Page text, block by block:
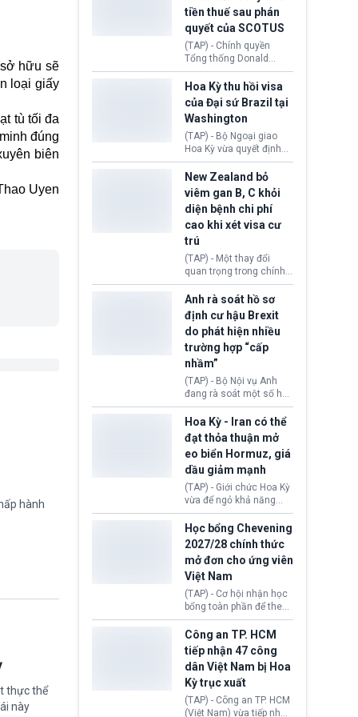
hữu sẽ
loại giấy
tù tối đa
đúng
biên
Uyen
hành
thực thể
này
tục giảm trong thời gian
tới.
tiền thuế sau phán
quyết của SCOTUS
(TAP) - Chính quyền
Tổng thống Donald
Trump đã hoàn trả
khoảng 100 tỷ USD thuế
quan từng thu theo Đạo
luật Quyền hạn Kinh tế
Khẩn cấp Quốc tế
(IEEPA). Động thái này
diễn ra sau phán quyết
hồi tháng 2 bởi Tòa án
Tối cao Hoa Kỳ
(SCOTUS) khi tuyên bố,
việc áp thuế diện rộng là
hoàn toàn bất hợp pháp.
Hoa Kỳ thu hồi visa
của Đại sứ Brazil tại
Washington
(TAP) - Bộ Ngoại giao
Hoa Kỳ vừa quyết định
thu hồi thị thực (visa)
của bà Maria Luiza
Ribeiro Viotti - Đại sứ
Brazil tại Washington.
Động thái trên diễn ra
trong bối cảnh tranh
chấp ngoại giao giữa
chính quyền Tổng thống
Donald Trump và chính
phủ cánh tả Tổng thống
da Silva đang leo thang
gay gắt.
New Zealand bỏ
viêm gan B, C khỏi
diện bệnh chi phí
cao khi xét visa cư
trú
(TAP) - Một thay đổi
quan trọng trong chính
sách nhập cư của New
Zealand đang mở ra
thêm cơ hội cho nhiều
người muốn định cư. Từ
nay, người mắc viêm
gan B hoặc viêm gan C
sẽ không còn bị mặc
định không đáp ứng tiêu
chuẩn sức khỏe chỉ vì
chi phí điều trị khi nộp hồ
Anh rà soát hồ sơ
định cư hậu Brexit
do phát hiện nhiều
trường hợp “cấp
nhầm”
(TAP) - Bộ Nội vụ Anh
đang rà soát một số hồ
sơ thuộc Chương trình
Định cư EU (EU
Settlement Scheme -
EUSS) sau khi xác định
có trường hợp được cấp
quy chế cư trú hậu
Brexit “do nhầm lẫn”.
Động thái này làm dấy
lên lo ngại về việc thực
thi Thỏa thuận Rút khỏi
Liên minh châu Âu
(Withdrawal
Agreement).
Hoa Kỳ - Iran có thể
đạt thỏa thuận mở
eo biển Hormuz, giá
dầu giảm mạnh
(TAP) - Giới chức Hoa Kỳ
vừa để ngỏ khả năng
sớm đạt thỏa thuận với
Iran nhằm mở lại eo biển
Hormuz, mở đường cho
việc khôi phục hoạt
động hàng hải. Những
tín hiệu ngoại giao tích
cực này lập tức tác động
đến thị trường năng
lượng, kéo giá dầu thế
giới lùi sâu xuống dưới
mức 80 USD/thùng.
Học bổng Chevening
2027/28 chính thức
mở đơn cho ứng viên
Việt Nam
(TAP) - Cơ hội nhận học
bổng toàn phần để theo
học chương trình thạc sĩ
tại Vương quốc Anh đã
chính thức quay trở lại.
Học bổng Chevening
2027/28 của Chính phủ
Anh vừa mở cổng ứng
tuyển dành riêng ứng
viên Việt Nam, hỗ trợ
Công an TP. HCM
tiếp nhận 47 công
dân Việt Nam bị Hoa
Kỳ trục xuất
(TAP) - Công an TP. HCM
(Việt Nam) vừa tiếp nhận